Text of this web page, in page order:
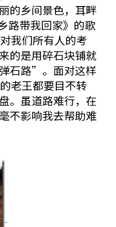
的乡间景色，耳畔
路带我回家》的歌
我们所有人的考
的是用碎石块铺就
石路”。面对这样
老王都要目不转
。虽道路难行，在
不影响我去帮助难